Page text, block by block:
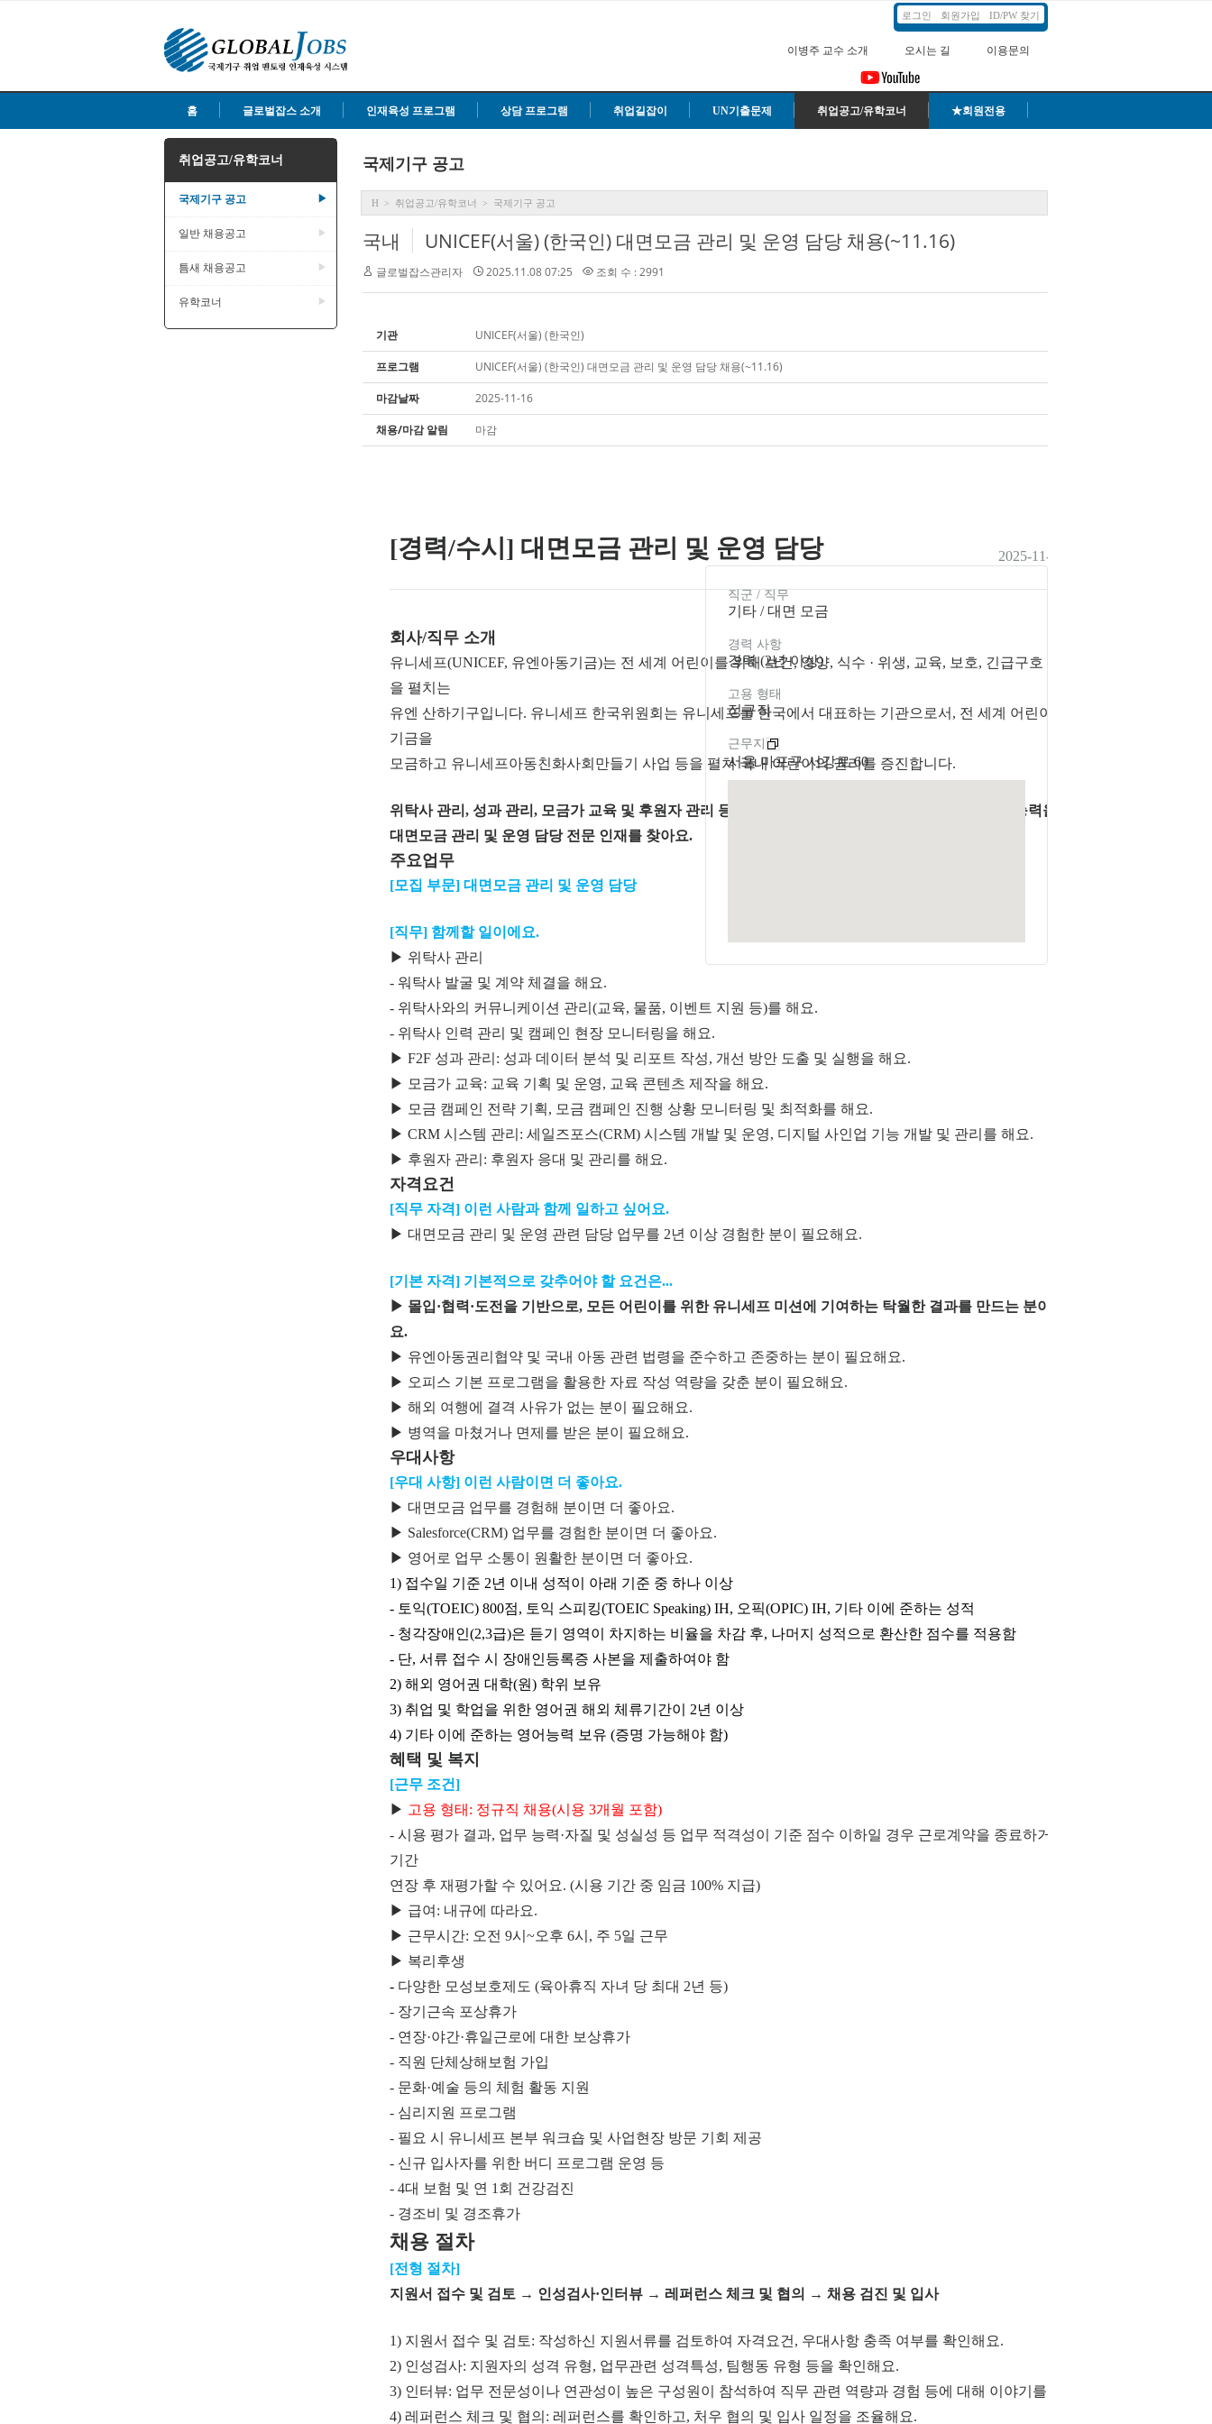
로그인 회원가입 ID/PW 찾기
이병주 교수 소개 오시는 길 이용문의
홈 글로벌잡스 소개 인재육성 프로그램 상담 프로그램 취업길잡이 UN기출문제 취업공고/유학코너 ★회원전용
취업공고/유학코너
국제기구 공고 ▶
일반 채용공고 ▶
틈새 채용공고 ▶
유학코너 ▶
국제기구 공고
H > 취업공고/유학코너 > 국제기구 공고
국내 UNICEF(서울) (한국인) 대면모금 관리 및 운영 담당 채용(~11.16)
글로벌잡스관리자 2025.11.08 07:25 조회 수 : 2991
기관 UNICEF(서울) (한국인)
프로그램 UNICEF(서울) (한국인) 대면모금 관리 및 운영 담당 채용(~11.16)
마감날짜 2025-11-16
채용/마감 알림 마감
[경력/수시] 대면모금 관리 및 운영 담당 2025-11-16 까지
회사/직무 소개
유니세프(UNICEF, 유엔아동기금)는 전 세계 어린이를 위해 보건, 영양, 식수 · 위생, 교육, 보호, 긴급구호 사업 등
을 펼치는
유엔 산하기구입니다. 유니세프 한국위원회는 유니세프를 한국에서 대표하는 기관으로서, 전 세계 어린이를 위해
기금을
모금하고 유니세프아동친화사회만들기 사업 등을 펼쳐 국내 어린이의 권리를 증진합니다.
위탁사 관리, 성과 관리, 모금가 교육 및 후원자 관리 등을 하며 원활한 커뮤니케이션 및 멀티태스킹 능력을 갖춘
대면모금 관리 및 운영 담당 전문 인재를 찾아요.
주요업무
[모집 부문] 대면모금 관리 및 운영 담당
[직무] 함께할 일이에요.
▶ 위탁사 관리
- 워탁사 발굴 및 계약 체결을 해요.
- 위탁사와의 커뮤니케이션 관리(교육, 물품, 이벤트 지원 등)를 해요.
- 위탁사 인력 관리 및 캠페인 현장 모니터링을 해요.
▶ F2F 성과 관리: 성과 데이터 분석 및 리포트 작성, 개선 방안 도출 및 실행을 해요.
▶ 모금가 교육: 교육 기획 및 운영, 교육 콘텐츠 제작을 해요.
▶ 모금 캠페인 전략 기획, 모금 캠페인 진행 상황 모니터링 및 최적화를 해요.
▶ CRM 시스템 관리: 세일즈포스(CRM) 시스템 개발 및 운영, 디지털 사인업 기능 개발 및 관리를 해요.
▶ 후원자 관리: 후원자 응대 및 관리를 해요.
자격요건
[직무 자격] 이런 사람과 함께 일하고 싶어요.
▶ 대면모금 관리 및 운영 관련 담당 업무를 2년 이상 경험한 분이 필요해요.
[기본 자격] 기본적으로 갖추어야 할 요건은...
▶ 몰입·협력·도전을 기반으로, 모든 어린이를 위한 유니세프 미션에 기여하는 탁월한 결과를 만드는 분이 필요해
요.
▶ 유엔아동권리협약 및 국내 아동 관련 법령을 준수하고 존중하는 분이 필요해요.
▶ 오피스 기본 프로그램을 활용한 자료 작성 역량을 갖춘 분이 필요해요.
▶ 해외 여행에 결격 사유가 없는 분이 필요해요.
▶ 병역을 마쳤거나 면제를 받은 분이 필요해요.
우대사항
[우대 사항] 이런 사람이면 더 좋아요.
▶ 대면모금 업무를 경험해 분이면 더 좋아요.
▶ Salesforce(CRM) 업무를 경험한 분이면 더 좋아요.
▶ 영어로 업무 소통이 원활한 분이면 더 좋아요.
1) 접수일 기준 2년 이내 성적이 아래 기준 중 하나 이상
- 토익(TOEIC) 800점, 토익 스피킹(TOEIC Speaking) IH, 오픽(OPIC) IH, 기타 이에 준하는 성적
- 청각장애인(2,3급)은 듣기 영역이 차지하는 비율을 차감 후, 나머지 성적으로 환산한 점수를 적용함
- 단, 서류 접수 시 장애인등록증 사본을 제출하여야 함
2) 해외 영어권 대학(원) 학위 보유
3) 취업 및 학업을 위한 영어권 해외 체류기간이 2년 이상
4) 기타 이에 준하는 영어능력 보유 (증명 가능해야 함)
혜택 및 복지
[근무 조건]
▶ 고용 형태: 정규직 채용(시용 3개월 포함)
- 시용 평가 결과, 업무 능력·자질 및 성실성 등 업무 적격성이 기준 점수 이하일 경우 근로계약을 종료하거나 시용
기간
연장 후 재평가할 수 있어요. (시용 기간 중 임금 100% 지급)
▶ 급여: 내규에 따라요.
▶ 근무시간: 오전 9시~오후 6시, 주 5일 근무
▶ 복리후생
- 다양한 모성보호제도 (육아휴직 자녀 당 최대 2년 등)
- 장기근속 포상휴가
- 연장·야간·휴일근로에 대한 보상휴가
- 직원 단체상해보험 가입
- 문화·예술 등의 체험 활동 지원
- 심리지원 프로그램
- 필요 시 유니세프 본부 워크숍 및 사업현장 방문 기회 제공
- 신규 입사자를 위한 버디 프로그램 운영 등
- 4대 보험 및 연 1회 건강검진
- 경조비 및 경조휴가
채용 절차
[전형 절차]
지원서 접수 및 검토 → 인성검사·인터뷰 → 레퍼런스 체크 및 협의 → 채용 검진 및 입사
1) 지원서 접수 및 검토: 작성하신 지원서류를 검토하여 자격요건, 우대사항 충족 여부를 확인해요.
2) 인성검사: 지원자의 성격 유형, 업무관련 성격특성, 팀행동 유형 등을 확인해요.
3) 인터뷰: 업무 전문성이나 연관성이 높은 구성원이 참석하여 직무 관련 역량과 경험 등에 대해 이야기를 나눠요.
4) 레퍼런스 체크 및 협의: 레퍼런스를 확인하고, 처우 협의 및 입사 일정을 조율해요.
직군 / 직무
기타 / 대면 모금
경력 사항
경력 (2년 이상)
고용 형태
정규직
근무지
서울 마포구 서강로 60